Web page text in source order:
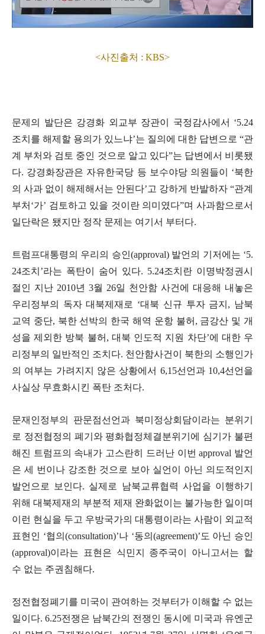
<사진출처 : KBS>
문제의 발단은 강경화 외교부 장관이 국정감사에서 ‘5.24
조치를 해제할 용의가 있느냐’는 질의에 대한 답변으로 “관
계 부처와 검토 중인 것으로 알고 있다”는 답변에서 비롯됐
다. 강경화장관은 자유한국당 등 보수야당 의원들이 ‘북한
의 사과 없이 해제해서는 안된다’고 강하게 반발하자 “관계
부처 ‘가’ 검토하고 있을 것이란 의미였다”며 사과함으로서
일단락은 됐지만 정작 문제는 여기서 부터다.
트럼프대통령의 우리의 승인(approval) 발언의 기저에는 ‘5.
24조치 ’라는 폭탄이 숨어 있다. 5.24조치란 이명박정권시
절인 지난 2010년 3월 26일 천안함 사건에 대응해 내놓은
우리정부의 독자 대북제재로 ‘대북 신규 투자 금지 , 남북
교역 중단, 북한 선박의 한국 해역 운항 불허 , 금강산 및 개
성을 제외한 방북 불허 , 대북 인도적 지원 차단’에 대한 우
리정부의 일반적인 조치다. 천안함사건이 북한의 소행인가
의 여부는 가려지지 않은 상황에서 6,15선언과 10,4선언을
사실상 무효화시킨 폭탄 조처다.
문재인정부의 판문점선언과 북미정상회담이라는 분위기
로 정전협정의 폐기와 평화협정체결분위기에 심기가 불편
해진 트럼프의 속내가 고스란히 드러난 이번approval 발언
은 세 번이나 강조한 것으로 보아 실언이 아닌 의도적인지
발언으로 보인다. 실제로 남북교류협력 사업을 이행하기
위해 대북제재의 부분적 제재 완화없이는 불가능한 일이며
이런 현실을 두고 우방국가의 대통령이라는 사람이 외교적
표현인 ‘협의 (consultation)’나 ‘동의 (agreement)’ 도 아닌 승인
(approval)이라는 표현은 식민지 종주국이 아니고서는 할
수 없는 주권침해다.
정전협정폐기를 미국이 관여하는 것부터가 이해할 수 없는
일이다. 6.25전쟁은 남북간의 전쟁인 동시에 미국과 유엔군